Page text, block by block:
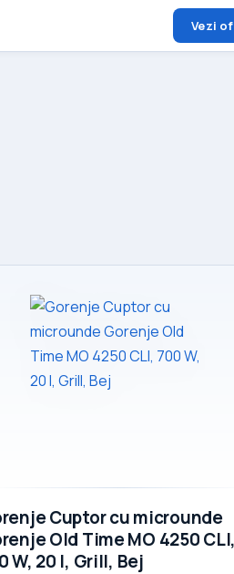
Vezi
Cuptor cu microunde
Old Time MO 4250 CLI,
W, 20 l, Grill, Bej